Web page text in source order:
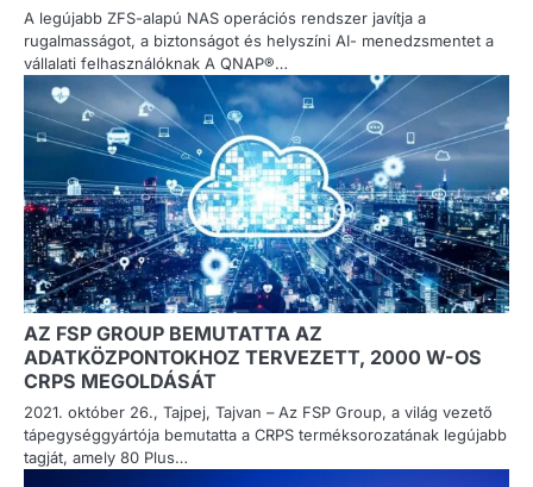
A legújabb ZFS-alapú NAS operációs rendszer javítja a
rugalmasságot, a biztonságot és helyszíni AI- menedzsmentet a
vállalati felhasználóknak A QNAP®…
AZ FSP GROUP BEMUTATTA AZ
ADATKÖZPONTOKHOZ TERVEZETT, 2000 W-OS
CRPS MEGOLDÁSÁT
2021. október 26., Tajpej, Tajvan – Az FSP Group, a világ vezető
tápegységgyártója bemutatta a CRPS terméksorozatának legújabb
tagját, amely 80 Plus…